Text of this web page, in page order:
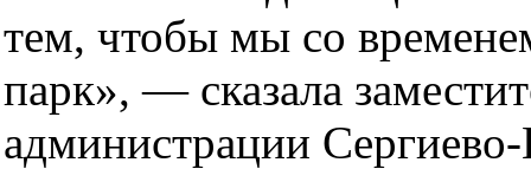
тем, чтобы мы со
парк», — сказала
администрации